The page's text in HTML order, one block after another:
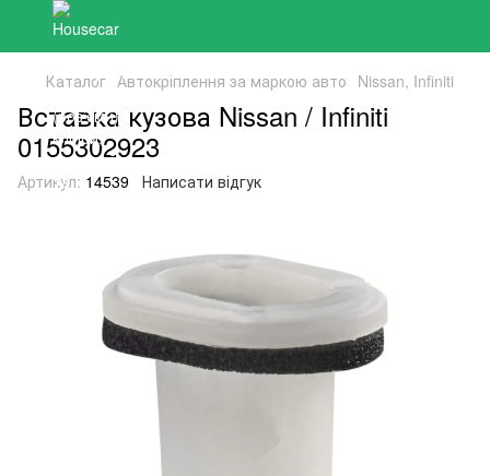
Каталог Автокріплення за маркою авто Nissan, Infiniti
Вставка кузова Nissan / Infiniti
0155302923
Артикул: 14539 Написати відгук